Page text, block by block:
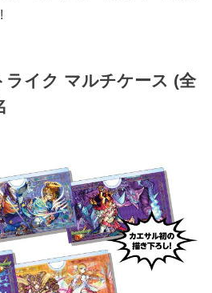
ライク マルチケース (全